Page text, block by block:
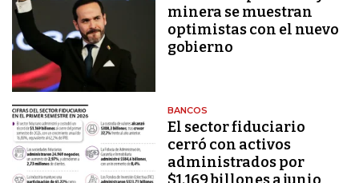
minera se muestran
optimistas con el nuevo
gobierno
BANCOS
El sector fiduciario
cerró con activos
administrados por
$1.169 billones a junio